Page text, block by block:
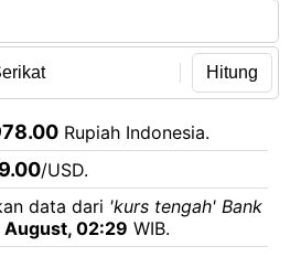
Hitung
Rupiah Indonesia.
/USD.
data dari 'kurs tengah' Bank
August, 02:29 WIB.